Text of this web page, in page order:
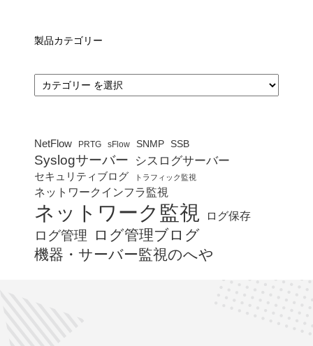
製品カテゴリー
カ
テ
ゴ
NetFlow PRTG sFlow SNMP SSB
Syslogサーバー シスログサーバー
セキュリティブログ トラフィック監視
ネットワークインフラ監視
ネットワーク監視 ログ保存
ログ管理
ログ管理ブログ
機器・サーバー監視のへや